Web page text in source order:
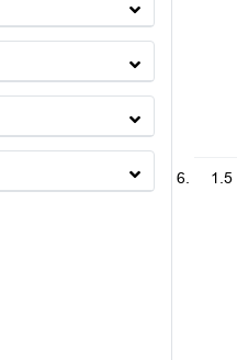
1.5